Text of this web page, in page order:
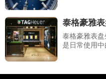
泰格豪雅
泰格豪雅表
是日常使用